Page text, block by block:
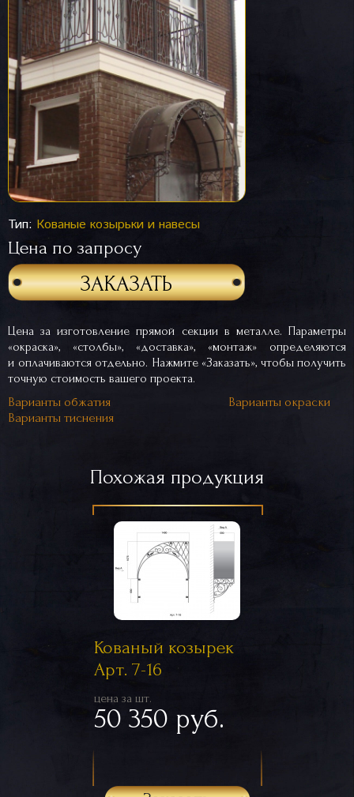
Тип: Кованые козырьки и навесы
Цена по запросу
ЗАКАЗАТЬ
Цена за изготовление прямой секции в металле. Параметры
«окраска», «столбы», «доставка», «монтаж» определяются
и оплачиваются отдельно. Нажмите «Заказать», чтобы получить
точную стоимость вашего проекта.
Варианты обжатия
Варианты окраски
Варианты тиснения
Похожая продукция
Кованый козырек
Арт. 7-16
цена за шт.
50 350 руб.